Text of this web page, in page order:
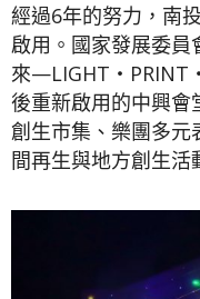
經過6年的努力，南
啟用。國家發展委
來
後重新啟用的中興會
創生市集、樂團多元
間再生與地方創生活